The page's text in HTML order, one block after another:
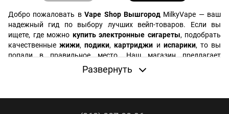
Добро пожаловать вVape Shop ВышгородMilkyVape — ваш
надежный гид по выбору лучших вейп-товаров. Если вы
ищете, где можно купить электронные сигареты, подобрать
качественныежижи,подики,картриджи и испарики, то вы
попали в правильное место. Наш магазин предлагает
широкий ассортимент продукции, которая подойдет как
новичкам, так и опытным вейперам.
Развернуть